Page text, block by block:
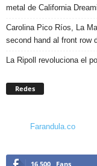
metal de California
Carolina Pico Ríos, La
second hand al front row
La Ripoll revoluciona el
Redes
Farandula.co
16,500 Fans